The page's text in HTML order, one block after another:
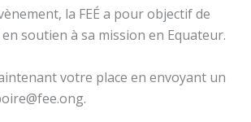
la FEÉ a pour objectif de
soutien à sa mission en Equateur.
votre place en envoyant un